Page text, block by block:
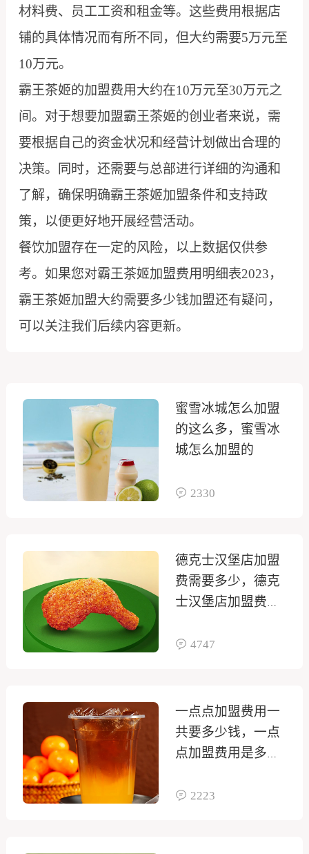
材料费、员工工资和租金等。这些费用根据店
铺的具体情况而有所不同，但大约需要5万元至
10万元。
霸王茶姬的加盟费用大约在10万元至30万元之
间。对于想要加盟霸王茶姬的创业者来说，需
要根据自己的资金状况和经营计划做出合理的
决策。同时，还需要与总部进行详细的沟通和
了解，确保明确霸王茶姬加盟条件和支持政
策，以便更好地开展经营活动。
餐饮加盟存在一定的风险，以上数据仅供参
考。如果您对霸王茶姬加盟费用明细表2023，
霸王茶姬加盟大约需要多少钱加盟还有疑问，
可以关注我们后续内容更新。
蜜雪冰城怎么加盟
的这么多，蜜雪冰
城怎么加盟的
2330
德克士汉堡店加盟
费需要多少，德克
士汉堡店加盟费是
4747
一点点加盟费用一
共要多少钱，一点
点加盟费用是多少
2223